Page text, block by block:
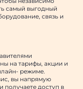
самый выгодный
связь и
на тарифы, акции и
режиме.
вы напрямую
получаете доступ в